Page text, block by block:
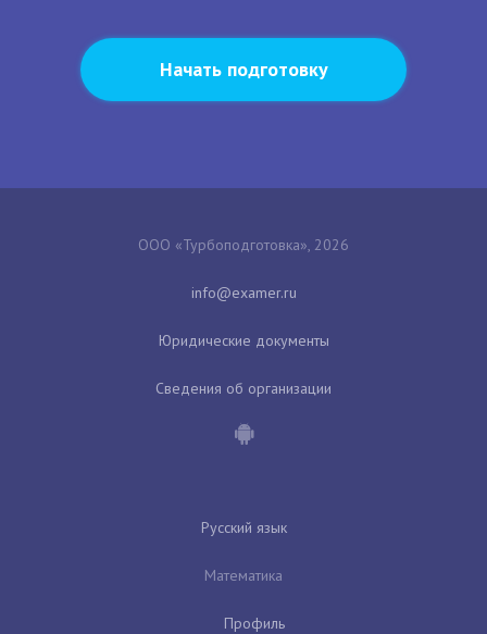
Начать подготовку
ООО «Турбоподготовка», 2026
Юридические документы
Сведения об организации
Русский язык
Математика
Профиль